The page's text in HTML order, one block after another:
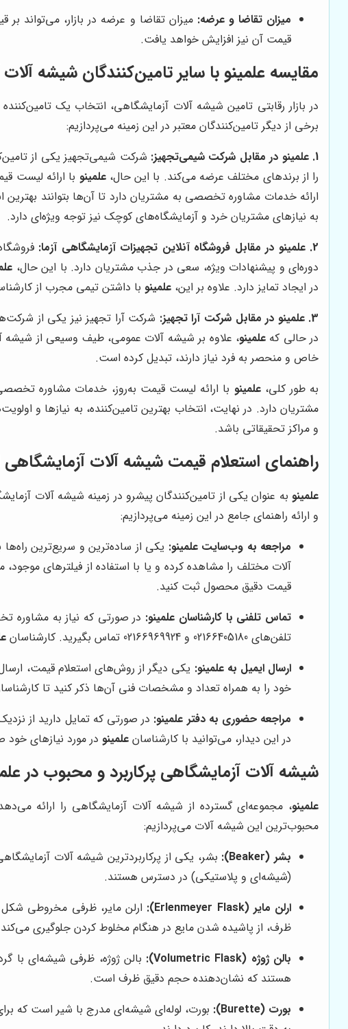
میزان تقاضا و عرضه: میزان تقاضا و عرضه در بازار، می‌تواند
قیمت آن نیز افزایش خواهد یافت.
مقایسه علمینو با سایر تامین‌کنندگان شیشه
در بازار رقابتی تامین شیشه آلات آزمایشگاهی، انتخاب یک
برخی از دیگر تامین‌کنندگان معتبر در این زمینه می‌پردازیم:
1. علمینو در مقابل شرکت شیمی‌تجهیز: شرکت شیمی‌تجهیز یکی از
را از برندهای مختلف عرضه می‌کند. با این حال،علمینو با ارائه لیست
ارائه خدمات مشاوره تخصصی به مشتریان دارد تا آن‌ها بتوانند
به نیازهای مشتریان خرد و آزمایشگاه‌های کوچک نیز توجه ویژه‌ای دارد.
2. علمینو در مقابل فروشگاه آنلاین تجهیزات آزمایشگاهی آزما:
دوره‌ای و پیشنهادات ویژه، سعی در جذب مشتریان دارد. با این حال،
در ایجاد تمایز دارد. علاوه بر این، علمینوبا داشتن تیمی مجرب از
3. علمینو در مقابل شرکت آرا تجهیز: شرکت آرا تجهیز نیز یکی از
در حالی کهعلمینو، علاوه بر شیشه آلات عمومی، طیف وسیعی از شیشه
خاص و منحصر به فرد نیاز دارند، تبدیل کرده است.
به طور کلی،علمینو با ارائه لیست قیمت به‌روز، خدمات مشاوره
مشتریان دارد. در نهایت، انتخاب بهترین تامین‌کننده، به نیازها و
و مراکز تحقیقاتی باشد.
راهنمای استعلام قیمت شیشه آلات آزمایشگاهی
علمینوبه عنوان یکی از تامین‌کنندگان پیشرو در زمینه شیشه آلات
و ارائه راهنمای جامع در این زمینه می‌پردازیم:
مراجعه به وب‌سایت علمینو: یکی از ساده‌ترین و سریع‌ترین
آلات مختلف را مشاهده کرده و یا با استفاده از فیلترهای
قیمت دقیق محصول ثبت کنید.
تماس تلفنی با کارشناسان علمینو: در صورتی که نیاز به مشاوره
تلفن‌های 02166405180 و 02166969924 تماس بگیرید. کارشناسان
ارسال ایمیل به علمینو:
خود را به همراه تعداد و مشخصات فنی آن‌ها ذکر کنید تا
مراجعه حضوری به دفتر علمینو: در صورتی که تمایل دارید از
در این دیدار، می‌توانید با کارشناسان علمینودر مورد نیازهای خود
شیشه آلات آزمایشگاهی پرکاربرد و محبوب در
علمینو، مجموعه‌ای گسترده از شیشه آلات آزمایشگاهی را ارائه
محبوب‌ترین این شیشه آلات می‌پردازیم:
بشر (Beaker):
بشر، یکی از پرکاربردترین شیشه آلات
(شیشه‌ای و پلاستیکی) در دسترس هستند.
ارلن مایر (Erlenmeyer Flask):
ارلن مایر، ظرفی مخروطی
ظرف، از پاشیده شدن مایع در هنگام مخلوط کردن جلوگیری
بالن ژوژه (Volumetric Flask):
بالن ژوژه، ظرفی شیشه‌ای با
هستند که نشان‌دهنده حجم دقیق ظرف است.
بورت (Burette):
بورت، لوله‌ای شیشه‌ای مدرج با شیر است که